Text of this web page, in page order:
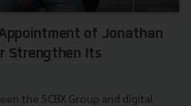
of Jonathan
Strengthen Its
the SCBX Group and digital